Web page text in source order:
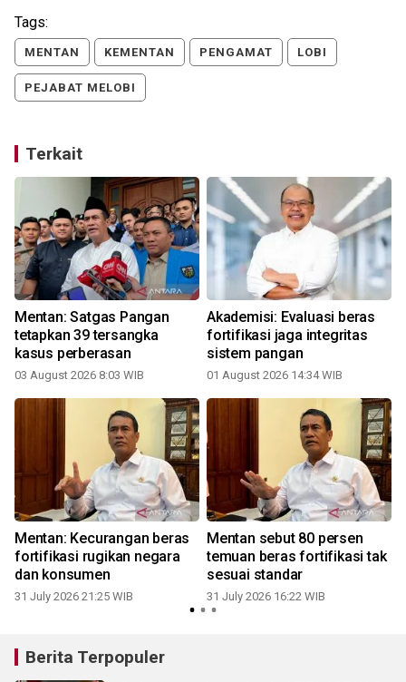
Tags:
MENTAN KEMENTAN PENGAMAT LOBI
PEJABAT MELOBI
Terkait
Mentan: Satgas Pangan
tetapkan 39 tersangka
kasus perberasan
03 August 2026 8:03 WIB
Akademisi: Evaluasi beras
fortifikasi jaga integritas
sistem pangan
01 August 2026 14:34 WIB
Mentan: Kecurangan beras
fortifikasi rugikan negara
dan konsumen
31 July 2026 21:25 WIB
Mentan sebut 80 persen
temuan beras fortifikasi tak
sesuai standar
31 July 2026 16:22 WIB
Berita Terpopuler